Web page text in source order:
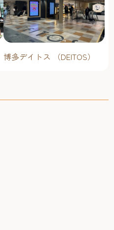
博多デイトス （DEITOS）